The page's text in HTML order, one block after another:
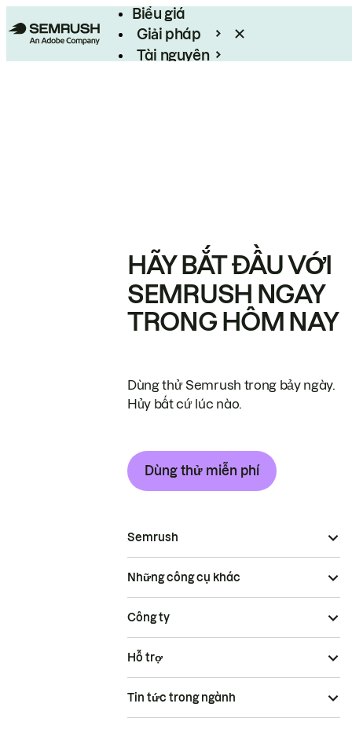
Biểu giá
Giải pháp
Tài nguyên
HÃY BẮT ĐẦU VỚI
SEMRUSH NGAY
TRONG HÔM NAY
Dùng thử Semrush trong bảy ngày.
Hủy bất cứ lúc nào.
Dùng thử miễn phí
Semrush
Những công cụ khác
Công ty
Hỗ trợ
Tin tức trong ngành